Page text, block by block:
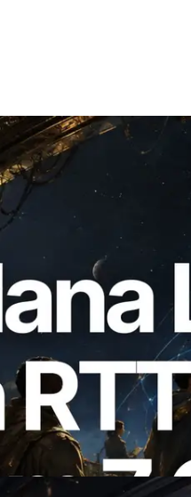
Slot API：新
测量，Validators
线